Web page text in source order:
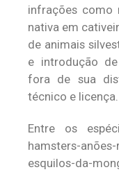
infrações como
nativa em
de animais
e introdução
fora de sua
técnico e licença.
Entre os
hamsters-
esquilos-da-